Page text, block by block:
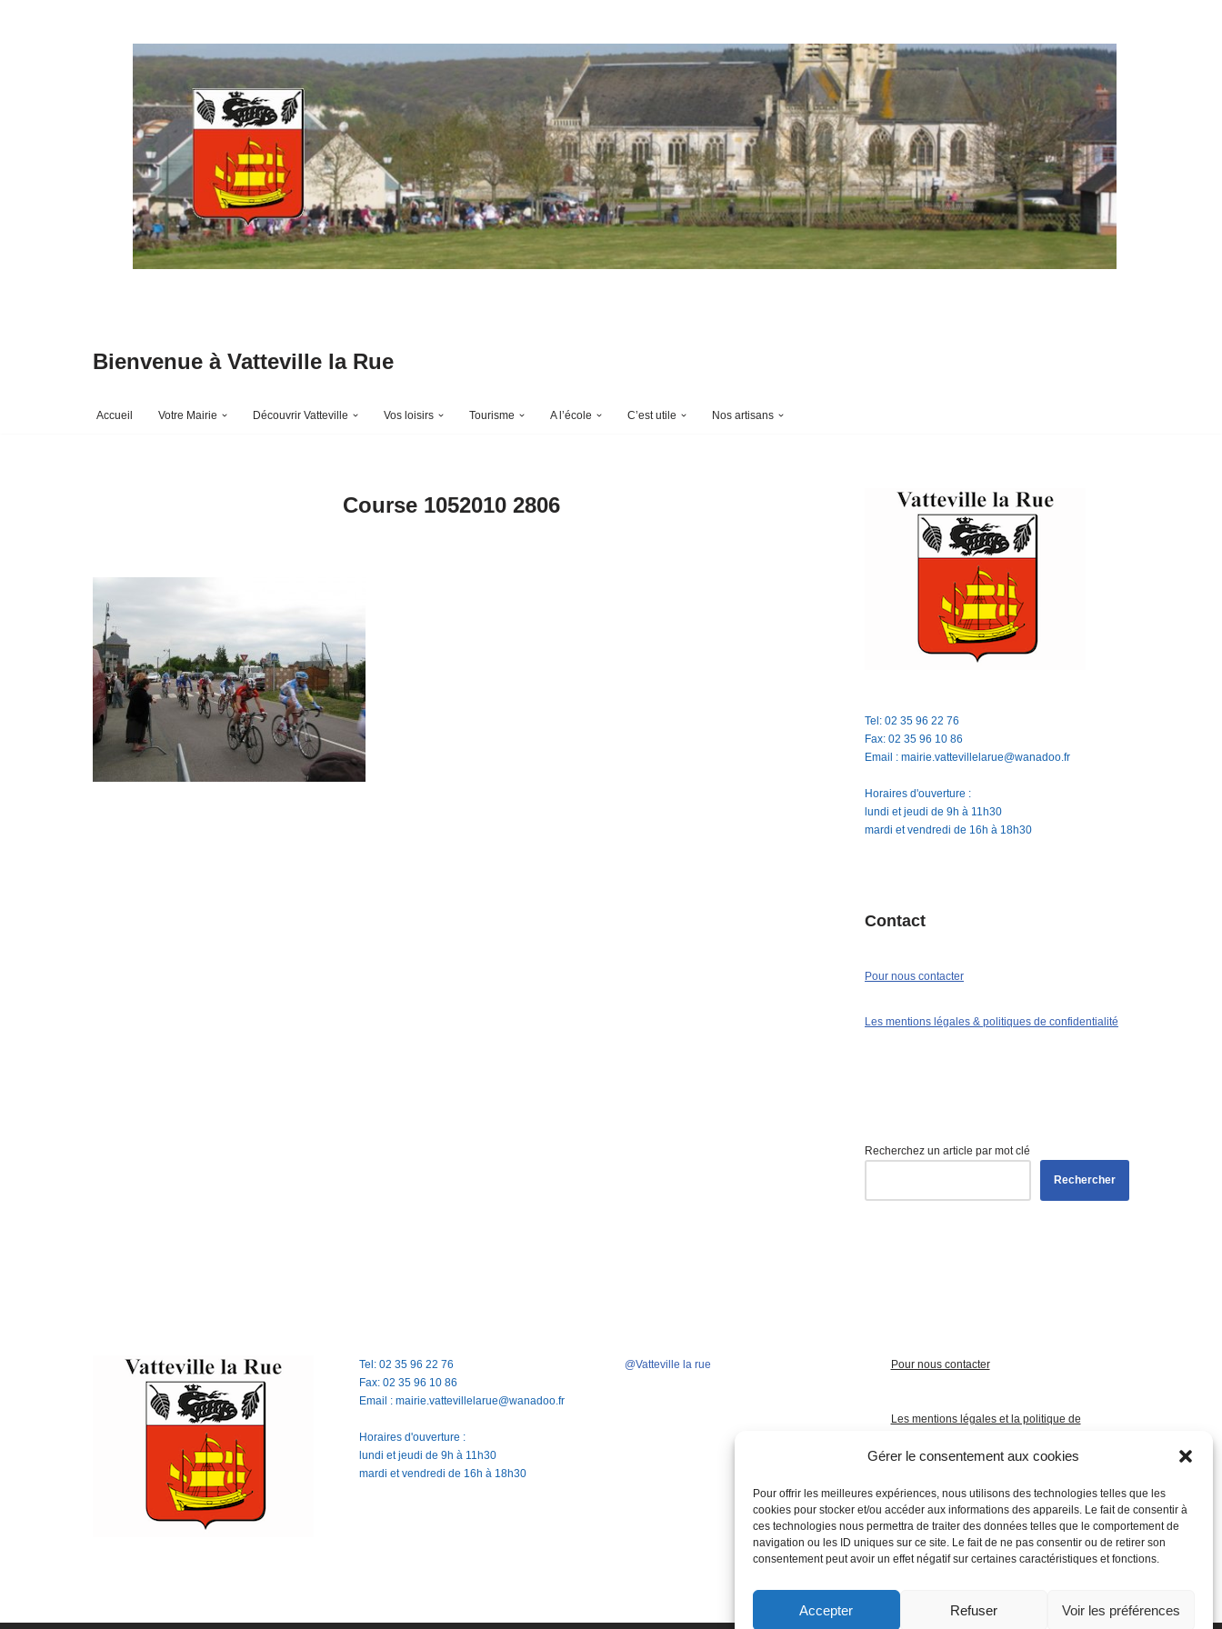
Gérer le consentement aux cookies
Pour offrir les meilleures expériences, nous utilisons des technologies telles que les
cookies pour stocker et/ou accéder aux informations des appareils. Le fait de consentir à
ces technologies nous permettra de traiter des données telles que le comportement de
navigation ou les ID uniques sur ce site. Le fait de ne pas consentir ou de retirer son
consentement peut avoir un effet négatif sur certaines caractéristiques et fonctions.
Accepter Refuser Voir les préférences
Bienvenue à Vatteville la Rue
Accueil Votre Mairie Découvrir Vatteville Vos loisirs Tourisme A l’école C’est utile Nos artisans
Course 1052010 2806
Tel: 02 35 96 22 76
Fax: 02 35 96 10 86
Email : mairie.vattevillelarue@wanadoo.fr
Horaires d'ouverture :
lundi et jeudi de 9h à 11h30
mardi et vendredi de 16h à 18h30
Contact
Pour nous contacter
Les mentions légales & politiques de confidentialité
Recherchez un article par mot clé
Rechercher
Tel: 02 35 96 22 76
Fax: 02 35 96 10 86
Email : mairie.vattevillelarue@wanadoo.fr
Horaires d'ouverture :
lundi et jeudi de 9h à 11h30
mardi et vendredi de 16h à 18h30
@Vatteville la rue Pour nous contacter
Les mentions légales et la politique de